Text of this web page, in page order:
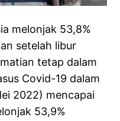
melonjak 53,8%
setelah libur
tetap dalam
Covid-19 dalam
2022) mencapai
53,9%